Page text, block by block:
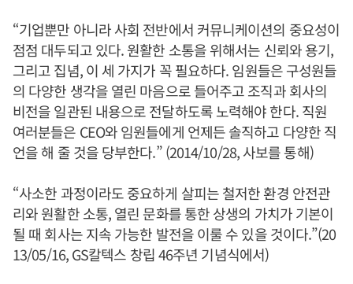
“기업뿐만 아니라 사회 전반에서 커뮤니케이션의 중요성이
점점 대두되고 있다. 원활한 소통을 위해서는 신뢰와 용기,
그리고 집념, 이 세 가지가 꼭 필요하다. 임원들은 구성원들
의 다양한 생각을 열린 마음으로 들어주고 조직과 회사의
비전을 일관된 내용으로 전달하도록 노력해야 한다. 직원
여러분들은 CEO와 임원들에게 언제든 솔직하고 다양한 직
언을 해 줄 것을 당부한다.” (2014/10/28, 사보를 통해)
“사소한 과정이라도 중요하게 살피는 철저한 환경 안전관
리와 원활한 소통, 열린 문화를 통한 상생의 가치가 기본이
될 때 회사는 지속 가능한 발전을 이룰 수 있을 것이다.”(20
13/05/16, GS칼텍스 창립 46주년 기념식에서)